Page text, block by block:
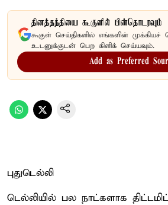
தினத்தந்தியை கூகுளில் பின்தொடரவும்
கூகுள் செய்திகளில் எங்களின் முக்கியச்
உடனுக்குடன் பெற கிளிக் செய்யவும்.
Add as Preferred
புதுடெல்லி
டெல்லியில் பல நாட்களாக